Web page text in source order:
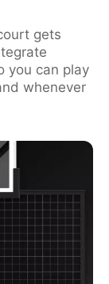
gets
you can play
whenever